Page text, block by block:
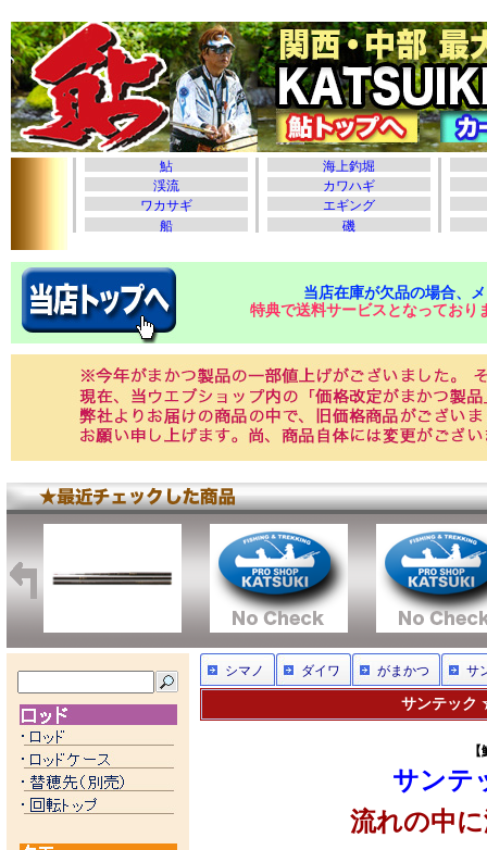
当店在庫が欠品の場合、
特典で送料サービスとなっており
シマノ ダイワ がまかつ サ
サンテック
サンテ
流れの中